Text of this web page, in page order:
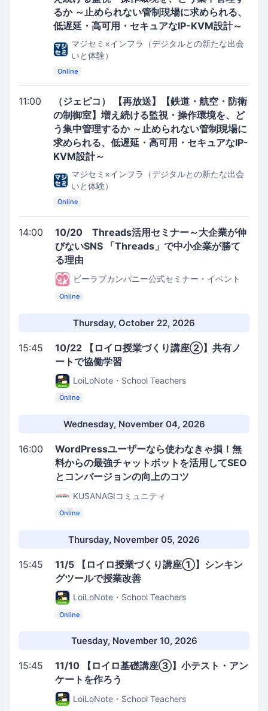
るか ～止められない管制現場に求められる、
低遅延・高可用・セキュアなIP-KVM設計～
マジセミ×インフラ（デジタルとの新たな出会
いと体験）
Online
11:00
（ジェピコ） 【再放送】【鉄道・航空・防衛
の制御室】増え続ける監視・操作環境を、ど
う集中管理するか ～止められない管制現場に
求められる、低遅延・高可用・セキュアなIP-
KVM設計～
マジセミ×インフラ（デジタルとの新たな出会
いと体験）
Online
14:00
10/20 Threads活用セミナー～大企業が伸
びないSNS 「Threads」で中小企業が勝て
る理由
ビーラブカンパニー公式セミナー・イベント
Online
Thursday, October 22, 2026
15:45
10/22 【ロイロ授業づくり講座②】共有ノ
ートで協働学習
LoiLoNote・School Teachers
Online
Wednesday, November 04, 2026
16:00
WordPressユーザーなら使わなきゃ損！無
料からの最強チャットボットを活用してSEO
とコンバージョンの向上のコツ
KUSANAGIコミュニティ
Online
Thursday, November 05, 2026
15:45
11/5 【ロイロ授業づくり講座①】シンキン
グツールで授業改善
LoiLoNote・School Teachers
Online
Tuesday, November 10, 2026
15:45
11/10 【ロイロ基礎講座③】小テスト・アン
ケートを作ろう
LoiLoNote・School Teachers